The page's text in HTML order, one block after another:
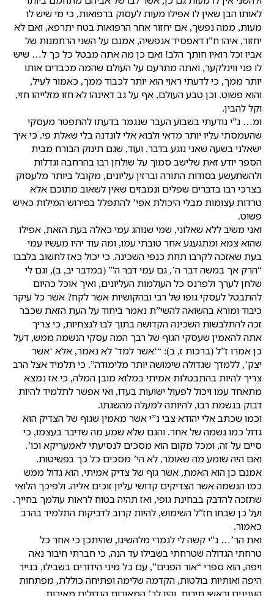
לאותו הבן שאין לו אפילו מעות לעסוק ברפואות, כי מי שיש לו
מעות, ממה נפשך, אם יחזור אחר הרפואות בטח יתרפא, ואם לא
יחזור, איהו ח”ו דאפסיד אנפשיה, אמנם על השני הרחמנות של
אביו וכל רואיו חותך הלב! ואם כן מה אתה מבטל כל כך ל… שיש
לו פני ווינלקער, ואתה מתרעם על העולם שהמה מכבדים אותו
יותר ממך, כי לדעתי ראוי הוא יותר לכבוד ממך, כאמור לעיל,
והוא פשוט. וכן טבע העולם, אף על גב דאינהו לא חזו מזלייהו חזי,
וקל להבין.
ומ… נ”י נודעתי בשבוע העבר שנגמר בדעתו להתפטר מעסקי
שהעמסתי עליו יותר מדאי ולבוא אלי לונדנה בלי שאלת פי. כי איך
ישאלני בשעה שאני נוגע בדבר. ועוד, שגם תינוק הבורח מבית
הספר יודע זאת שלישב סמוך על שולחן רבו בהרחבה וגדלות
ולהשתעשע בסודות התורה וברזין עליונים, מקובל ביותר מלעסוק
בצרכי רבו בדברים שפלים ונמבזים שאין לשאוב מתוכם אלא
טרדות עצומות מבלי היכולת אפי’ להתפלל בפירוש המילות כאיש
פשוט.
ואני משיב ללא שאלוני, שמי שנוהג עמי כאלה בעת הזאת, אפילו
שהוא צמא ומתגעגע אחר טובתי עמו, ומה עוד יהיו מעשיו עמי
בעת שאזכה לקרבו תחת כנפי השכינה. כי יכול כאז לחשוב בלבבו
“הרק אך במשה דבר ה’, גם עמי דבר ה'” (במדבר יב, ב), וגם לי
שלחן לערך ולפרנס כל העולמות העליונים, ואיך אוכל כהיום
להתבטל לעסקי גופו של רבי ובהקושיות אשר לקח? אשר כל עיקר
כיבוד ומורא בהשואה להשי”ת נאמר ביחוד על העת הזאת שכבר
זכה להתלבשות השכינה הקדושה בתוך לבו לנצחיות, כי צריך
אתה להאמין שעסקי הגוף של רבך המה עסקי הנשמה ממש, דעל
כן אמרו ז”ל (ברכות ז, ב): “‘אשר למד’ לא נאמר, אלא ‘אשר
יצק’, ללמדך שגדולה שימושה יותר מלימודה”. כי תלמיד אצל הרב
צריך להיות בהתבטלות אמיתי במלוא מובן המלה, כי אז נמצא
מתאחד עמו ויכול לפעול ישועות בעדו, ואי אפשר לתלמיד להיות
דבוק בנשמת רבו, להיותה למעלה מהשגתו.
וכמו שכתב אלי יהודא צבי נ”י אשר מאמין שגוף של הצדיק הוא
גדול כמו נשמה של אחר. והגם שלא שמע מה שדיבר בעצמו, כי
סיים על זה, ומכל מקום הוא מסכים לנסיעתי לאמעריקא וכו’.
ואם היה שומע מה שאומר, לא הי’ מסכים כל כך בפשיטות.
אמנם כן הוא האמת, אשר גוף של צדיק אמיתי, הוא גדול ממש
כמו הנשמה אשר הצדיקים קדושי עליון זוכים אליה. ולפיכך הלואי
שתזכה להדבק בבחינת גופי, ואז תהיה בטוח לראות עולמך בחייך.
ועל כן שבחו חז”ל השימוש, להיות קרוב לדביקות התלמיד בהרב
כאמור.
ואת הר’… נ”י קשה לי לגמרי מלהשיגו, שהיתכן כי אחר כל
טרחתי הגדולה שטרחתי בשבילו עד הנה, כי חברתי חיבור נאה
ויפה, הוא ספרי “אור הפנים”, עם כל מיני הידורים בשבילו, בנייר
היפה ואותיות בולטות, הקדמה שלימה ופתיחה כוללת, מפתחות